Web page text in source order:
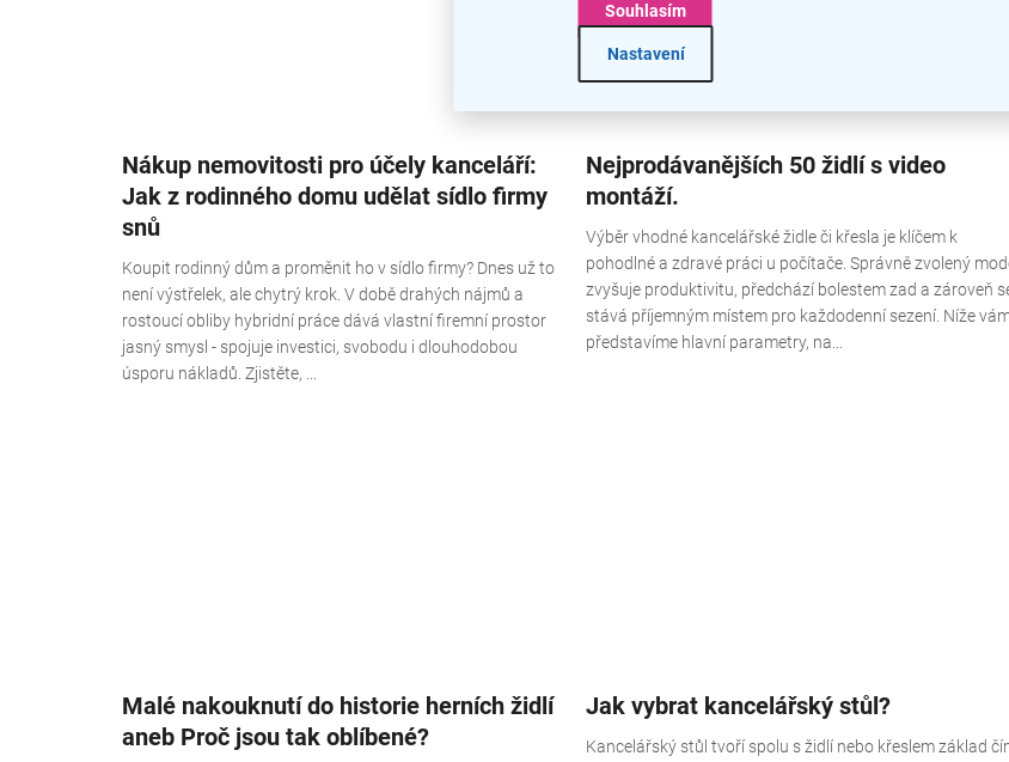
Nastavení
Souhlasím
Nákup nemovitosti pro účely kanceláří:
Jak z rodinného domu udělat sídlo firmy
snů
Koupit rodinný dům a proměnit ho v sídlo firmy? Dnes už to
není výstřelek, ale chytrý krok. V době drahých nájmů a
rostoucí obliby hybridní práce dává vlastní firemní prostor
jasný smysl - spojuje investici, svobodu i dlouhodobou
úsporu nákladů. Zjistěte, ...
Nejprodávanějších 50 židlí s video
montáží.
Výběr vhodné kancelářské židle či křesla je klíčem k
pohodlné a zdravé práci u počítače. Správně zvolený
zvyšuje produktivitu, předchází bolestem zad a zároveň
stává příjemným místem pro každodenní sezení. Níže
představíme hlavní parametry, na...
Malé nakouknutí do historie herních židlí
aneb Proč jsou tak oblíbené?
Jak vybrat kancelářský stůl?
Kancelářský stůl tvoří spolu s židlí nebo křeslem základ